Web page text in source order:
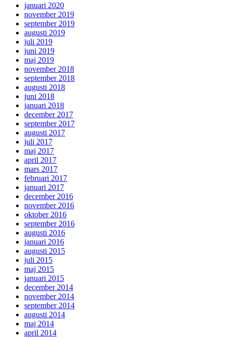
januari 2020
november 2019
september 2019
augusti 2019
juli 2019
juni 2019
maj 2019
november 2018
september 2018
augusti 2018
juni 2018
januari 2018
december 2017
september 2017
augusti 2017
juli 2017
maj 2017
april 2017
mars 2017
februari 2017
januari 2017
december 2016
november 2016
oktober 2016
september 2016
augusti 2016
januari 2016
augusti 2015
juli 2015
maj 2015
januari 2015
december 2014
november 2014
september 2014
augusti 2014
maj 2014
april 2014